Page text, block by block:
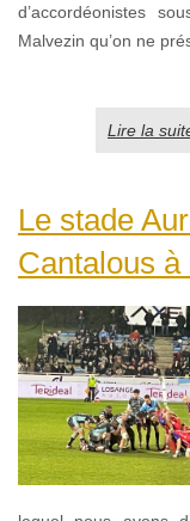
d’accordéonistes
Malvezin qu’on ne
Lire la
Le stade
Cantalous à